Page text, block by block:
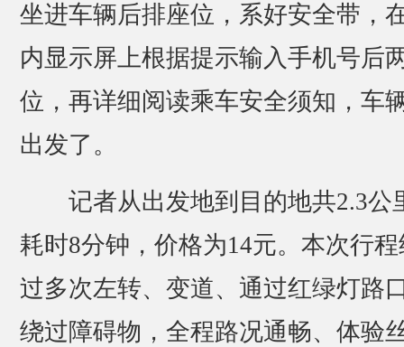
坐进车辆后排座位，系好安全带，
内显示屏上根据提示输入手机号后
位，再详细阅读乘车安全须知，车
出发了。
记者从出发地到目的地共2.3公
耗时8分钟，价格为14元。本次行程
过多次左转、变道、通过红绿灯路
绕过障碍物，全程路况通畅、体验